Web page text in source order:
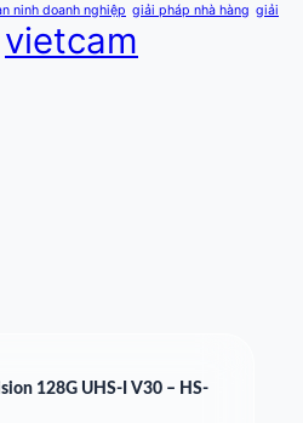
ninh doanh nghiệp giải pháp nhà hàng giải
vietcam
128G UHS-I V30 – HS-